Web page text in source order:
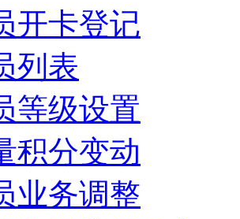
开卡登记
列表
等级设置
积分变动
业务调整